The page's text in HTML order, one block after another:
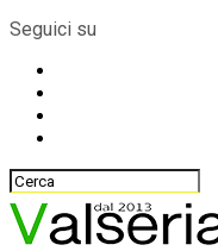
Seguici su